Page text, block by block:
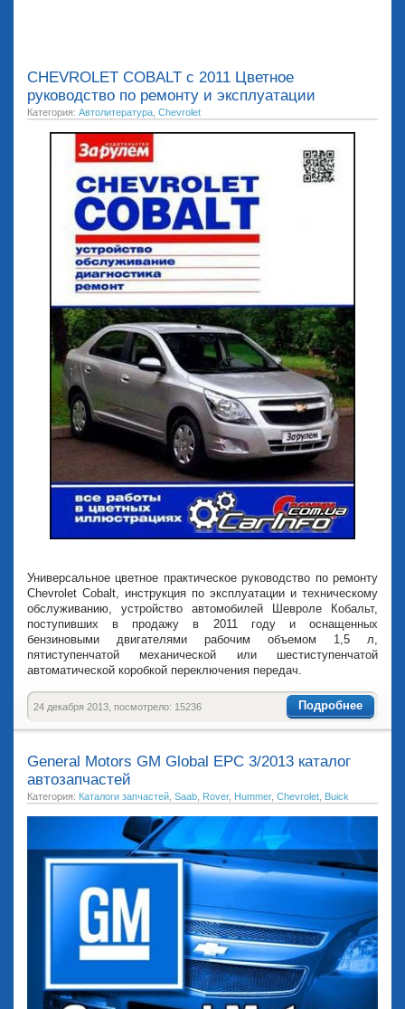
CHEVROLET COBALT c 2011 Цветное
руководство по ремонту и эксплуатации
Категория: Автолитература Chevrolet
Универсальное цветное практическое руководство по ремонту
Chevrolet Cobalt, инструкция по эксплуатации и техническому
обслуживанию, устройство автомобилей Шевроле Кобальт,
поступивших в продажу в 2011 году и оснащенных
бензиновыми двигателями рабочим объемом 1,5 л,
пятиступенчатой механической или шестиступенчатой
автоматической коробкой переключения передач.
Подробнее
24 декабря 2013, посмотрело: 15236
General Motors GM Global EPC 3/2013 каталог
автозапчастей
Категория: Каталоги запчастей Saab Rover, Hummer, Chevrolet Buick